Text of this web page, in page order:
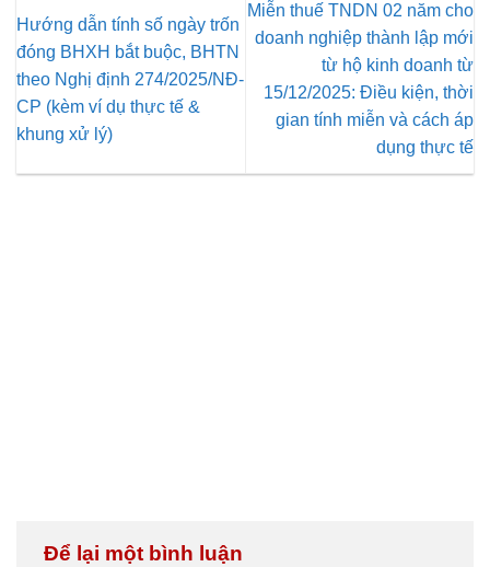
Hướng dẫn tính số ngày trốn
đóng BHXH bắt buộc, BHTN
theo Nghị định 274/2025/NĐ-
CP (kèm ví dụ thực tế &
khung xử lý)
Miễn thuế TNDN 02 năm cho
doanh nghiệp thành lập mới
từ hộ kinh doanh từ
15/12/2025: Điều kiện, thời
gian tính miễn và cách áp
dụng thực tế
Để lại một bình luận